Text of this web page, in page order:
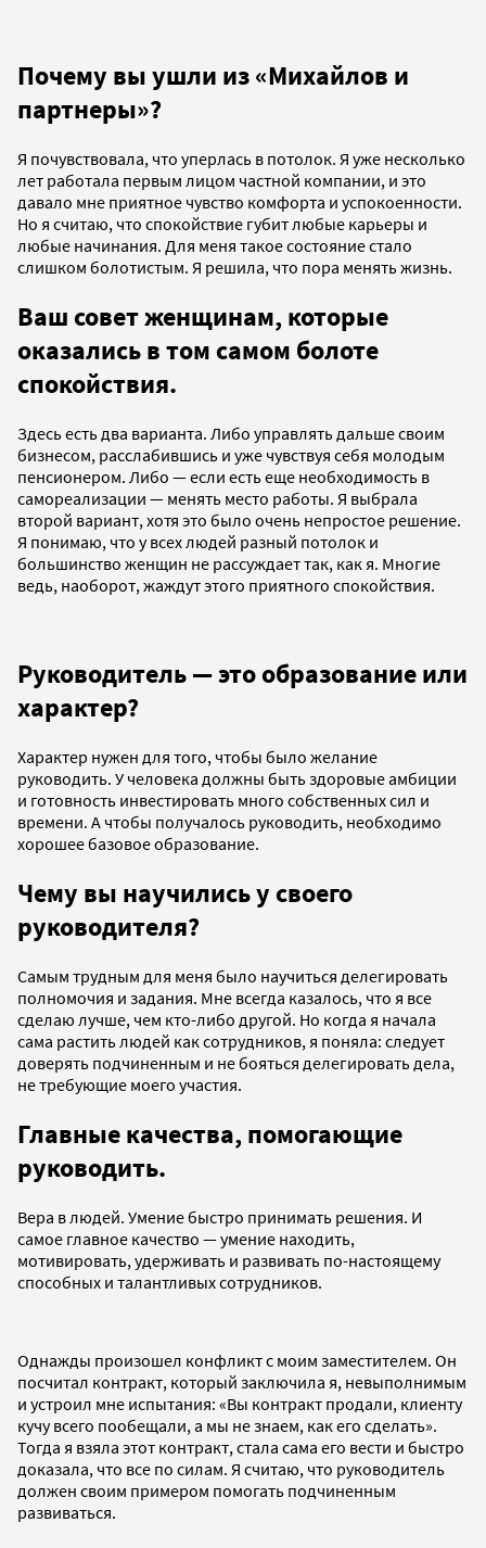
Почему вы ушли из «Михайлов и
партнеры»?
Я почувствовала, что уперлась в потолок. Я уже несколько
лет работала первым лицом частной компании, и это
давало мне приятное чувство комфорта и успокоенности.
Но я считаю, что спокойствие губит любые карьеры и
любые начинания. Для меня такое состояние стало
слишком болотистым. Я решила, что пора менять жизнь.
Ваш совет женщинам, которые
оказались в том самом болоте
спокойствия.
Здесь есть два варианта. Либо управлять дальше своим
бизнесом, расслабившись и уже чувствуя себя молодым
пенсионером. Либо — если есть еще необходимость в
самореализации — менять место работы. Я выбрала
второй вариант, хотя это было очень непростое решение.
Я понимаю, что у всех людей разный потолок и
большинство женщин не рассуждает так, как я. Многие
ведь, наоборот, жаждут этого приятного спокойствия.
Руководитель — это образование или
характер?
Характер нужен для того, чтобы было желание
руководить. У человека должны быть здоровые амбиции
и готовность инвестировать много собственных сил и
времени. А чтобы получалось руководить, необходимо
хорошее базовое образование.
Чему вы научились у своего
руководителя?
Самым трудным для меня было научиться делегировать
полномочия и задания. Мне всегда казалось, что я все
сделаю лучше, чем кто-либо другой. Но когда я начала
сама растить людей как сотрудников, я поняла: следует
доверять подчиненным и не бояться делегировать дела,
не требующие моего участия.
Главные качества, помогающие
руководить.
Вера в людей. Умение быстро принимать решения. И
самое главное качество — умение находить,
мотивировать, удерживать и развивать по-настоящему
способных и талантливых сотрудников.
Однажды произошел конфликт с моим заместителем. Он
посчитал контракт, который заключила я, невыполнимым
и устроил мне испытания: «Вы контракт продали, клиенту
кучу всего пообещали, а мы не знаем, как его сделать».
Тогда я взяла этот контракт, стала сама его вести и быстро
доказала, что все по силам. Я считаю, что руководитель
должен своим примером помогать подчиненным
развиваться.